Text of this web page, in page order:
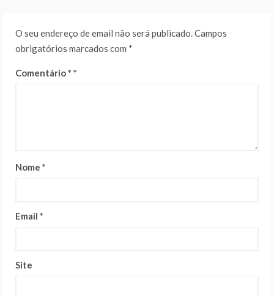
O seu endereço de email não será publicado.Campos
obrigatórios marcados com *
Comentário*
Nome *
Email *
Site